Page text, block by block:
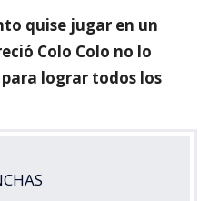
quise jugar en un
Colo Colo no lo
lograr todos los